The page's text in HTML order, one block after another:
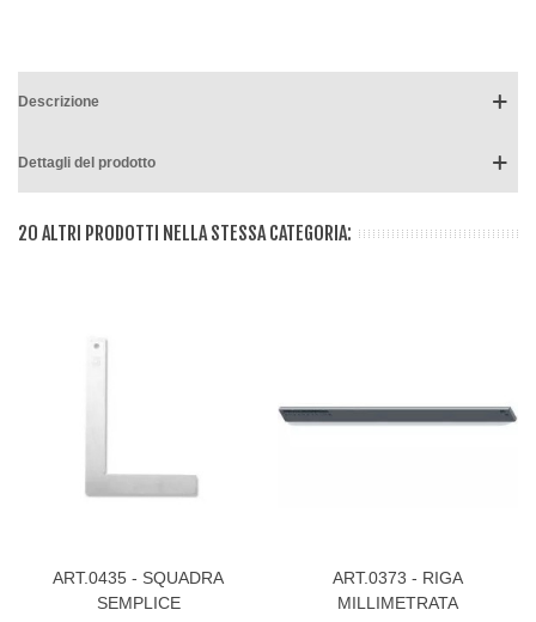
Descrizione
Dettagli del prodotto
20 ALTRI PRODOTTI NELLA STESSA CATEGORIA:
ART.0435 - SQUADRA
SEMPLICE
ART.0373 - RIGA
MILLIMETRATA